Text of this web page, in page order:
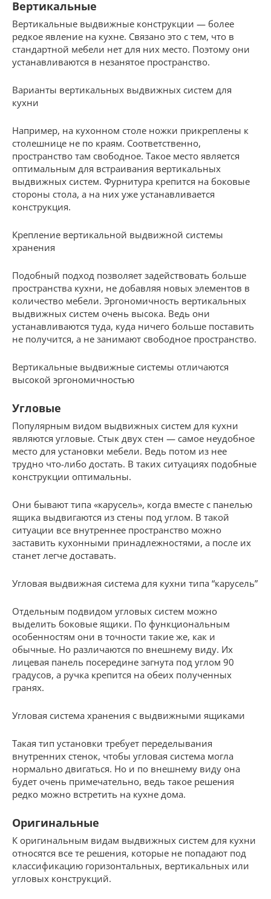
Вертикальные
Вертикальные выдвижные конструкции — более
редкое явление на кухне. Связано это с тем, что в
стандартной мебели нет для них место. Поэтому они
устанавливаются в незанятое пространство.
Варианты вертикальных выдвижных систем для
кухни
Например, на кухонном столе ножки прикреплены к
столешнице не по краям. Соответственно,
пространство там свободное. Такое место является
оптимальным для встраивания вертикальных
выдвижных систем. Фурнитура крепится на боковые
стороны стола, а на них уже устанавливается
конструкция.
Крепление вертикальной выдвижной системы
хранения
Подобный подход позволяет задействовать больше
пространства кухни, не добавляя новых элементов в
количество мебели. Эргономичность вертикальных
выдвижных систем очень высока. Ведь они
устанавливаются туда, куда ничего больше поставить
не получится, а не занимают свободное пространство.
Вертикальные выдвижные системы отличаются
высокой эргономичностью
Угловые
Популярным видом выдвижных систем для кухни
являются угловые. Стык двух стен — самое неудобное
место для установки мебели. Ведь потом из нее
трудно что-либо достать. В таких ситуациях подобные
конструкции оптимальны.
Они бывают типа «карусель», когда вместе с панелью
ящика выдвигаются из стены под углом. В такой
ситуации все внутреннее пространство можно
заставить кухонными принадлежностями, а после их
станет легче доставать.
Угловая выдвижная система для кухни типа “карусель”
Отдельным подвидом угловых систем можно
выделить боковые ящики. По функциональным
особенностям они в точности такие же, как и
обычные. Но различаются по внешнему виду. Их
лицевая панель посередине загнута под углом 90
градусов, а ручка крепится на обеих полученных
гранях.
Угловая система хранения с выдвижными ящиками
Такая тип установки требует переделывания
внутренних стенок, чтобы угловая система могла
нормально двигаться. Но и по внешнему виду она
будет очень примечательно, ведь такое решения
редко можно встретить на кухне дома.
Оригинальные
К оригинальным видам выдвижных систем для кухни
относятся все те решения, которые не попадают под
классификацию горизонтальных, вертикальных или
угловых конструкций.